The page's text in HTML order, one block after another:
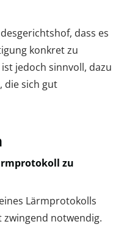
dass es
konkret zu
ist jedoch sinnvoll, dazu
die sich gut
zu
Lärmprotokolls
zwingend notwendig.